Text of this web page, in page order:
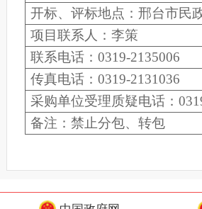
开标、评标地点： 邢台市民
项目联系人： 李策
联系电话： 0319-2135006
传真电话： 0319-2131036
采购单位受理质疑电话： 031
备注：禁止分包、转包